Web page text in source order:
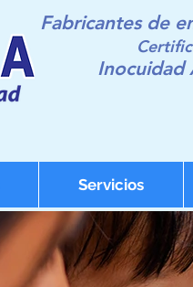
Fabricantes de
Inocuidad
Servicios